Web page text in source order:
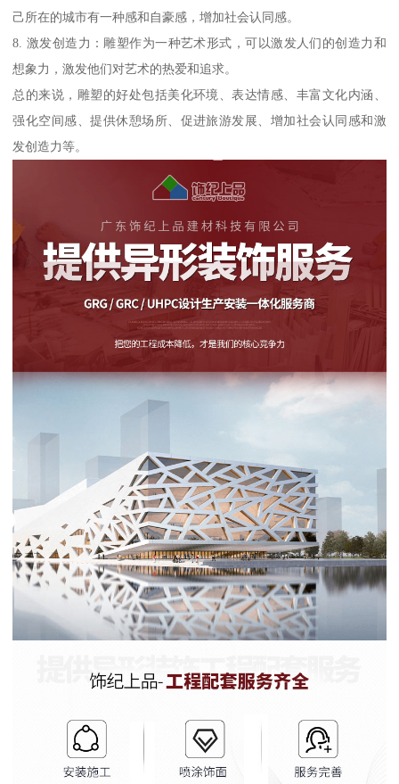
己所在的城市有一种感和自豪感，增加社会认同感。
8. 激发创造力：雕塑作为一种艺术形式，可以激发人们的创造力和
想象力，激发他们对艺术的热爱和追求。
总的来说，雕塑的好处包括美化环境、表达情感、丰富文化内涵、
强化空间感、提供休憩场所、促进旅游发展、增加社会认同感和激
发创造力等。